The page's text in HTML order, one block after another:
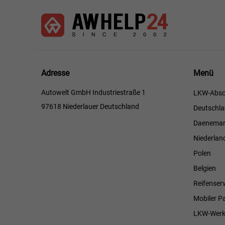
Adresse
Autowelt GmbH Industriestraße 1
97618 Niederlauer Deutschland
Menü
Menü
LKW-
Polen
Belgien
Mobiler
LKW-